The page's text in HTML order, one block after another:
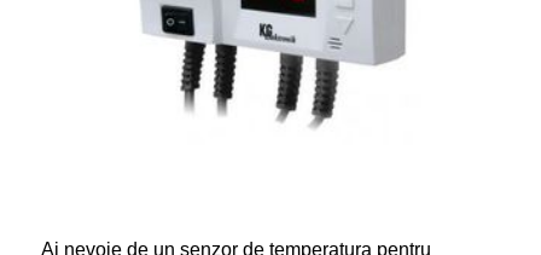
Ai nevoie de un senzor de temperatura pentru